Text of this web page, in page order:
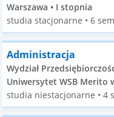
Warszawa • I stopnia
studia stacjonarne • 6
Administracja
Wydział
Uniwersytet WSB Merito
studia niestacjonarne • 4